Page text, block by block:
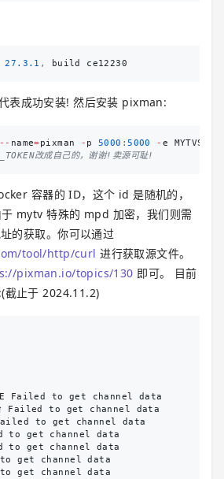
27.3 .1 , build ce12230
表成功安装! 然后安装 pixman:
-- name=pixman - p 5000 :5000 - e
改成自己的，谢谢!卖源可耻!
容器的 ID，这个 id 是随机的，
mytv 特殊的 mpd 加密，我们则需
的获取。你可以通过
tool/http/curl 进行获取源文件。
pixman.io/topics/130 即可。 目前
截止于 2024.11.2)
Failed to get channel
data
Failed to get channel
data
to get channel
data
to get channel
data
to get channel
data
to get channel
data
to get channel
data